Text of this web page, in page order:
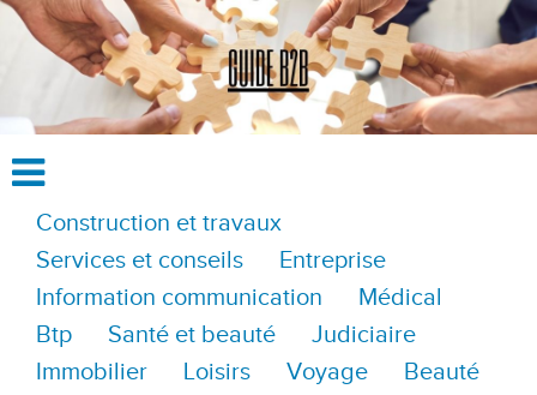
Construction et travaux
Services et conseils
Entreprise
Information communication
Médical
Btp
Santé et beauté
Judiciaire
Immobilier
Loisirs Voyage
Beauté